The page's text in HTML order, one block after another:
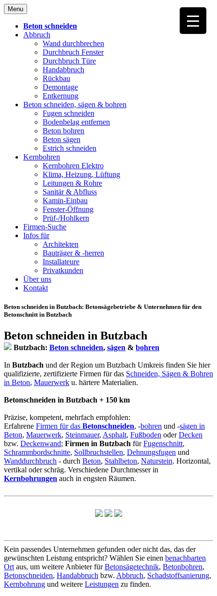
Skip
to
content
Menu
Beton schneiden
Abbruch
Wand durchbrechen
Durchbruch Fenster
Durchbruch Türe
Handabbruch
Rückbau
Demontage
Entkernung
Beton schneiden, sägen & bohren
Fugen schneiden
Bodenbelag entfernen
Beton bohren
Beton sägen
Estrich schneiden
Kernbohren
Kernbohren Elektro
Klima, Heizung, Lüftung
Leitungen & Rohre
Sanitär & Abfluss
Kamin-Einbau
Fenster-Öffnung
Prüf-/Hohlkern
Firmen-Suche
Infos für
Architekten
Bauträger & -herren
Installateure
Privatkunden
Über uns
Kontakt
Beton schneiden in Butzbach: Betonsägebetriebe & Unternehmen für den
Betonschnitt in Butzbach
Beton schneiden in Butzbach
Butzbach: Beton schneiden, sägen & bohren
In Butzbach und der Region um Butzbach Umkreis finden Sie hier
qualifizierte, zertifizierte Firmen für das Schneiden, Sägen & Bohren
in Beton, Mauerwerk u. härtere Materialien.
Betonschneiden in Butzbach + 150 km
Präzise, kompetent, mehrfach empfohlen:
Erfahrene Firmen für das Betonschneiden, -bohren und -sägen in
Beton, Mauerwerk, Steinmauer, Asphalt, Fußboden oderDecken
bzw. Deckenwand; Firmen in Butzbach fürFugenschnitt,
Schrammbordschnitte, Sollbruchstellen, Dehnungsfugen und
Wanddurchbruch - durch Beton, Stahlbeton, Naturstein. Horizontal,
vertikal oder schräg. Verschiedene Durchmesser in
Kernbohrungen auch in engsten Räumen.
Kein passendes Unternehmen gefunden oder nicht das, das der
gewünschten Leistung entspricht? Wählen Sie einen benachbarten
Ort aus, um weitere Anbieter fürBetonsägetechnik, Betonbohren,
Betonschneiden, Handabbruch bzw. Abbruch, Schadstoffsanierung,
Kernbohrung und weitere Leistungen zu finden.